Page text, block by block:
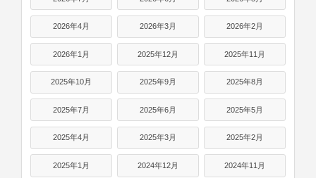
2026年4月 2026年3月 2026年2月
2026年1月 2025年12月 2025年11月
2025年10月 2025年9月 2025年8月
2025年7月 2025年6月 2025年5月
2025年4月 2025年3月 2025年2月
2025年1月 2024年12月 2024年11月